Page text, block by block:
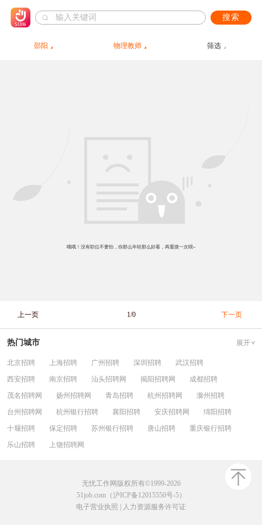
搜索
邵阳 物理教师 筛选
哦哦！没有职位不要怕，你那么年轻那么好看，再重搜一次呗~
上一页 1/0 下一页
热门城市 展开
北京招聘 上海招聘 广州招聘 深圳招聘
武汉招聘
西安招聘
南京招聘 汕头招聘网 揭阳招聘网
成都招聘
茂名招聘网
扬州招聘网 青岛招聘 杭州招聘网
滁州招聘
台州招聘网
杭州银行招聘 襄阳招聘 安庆招聘网
绵阳招聘
十堰招聘
保定招聘 苏州银行招聘 唐山招聘
重庆银行招聘
乐山招聘
上饶招聘网
无忧工作网版权所有©1999-2026
51job.com（沪ICP备12015550号-5）
电子营业执照
人力资源服务许可证